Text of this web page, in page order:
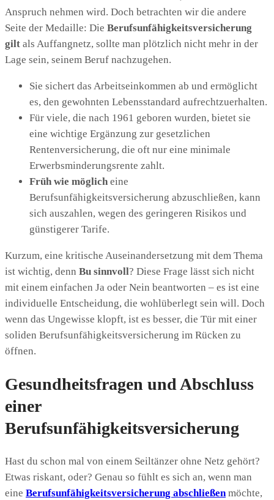
Anspruch nehmen wird. Doch betrachten wir die andere
Seite der Medaille: Die Berufsunfähigkeitsversicherung
gilt als Auffangnetz, sollte man plötzlich nicht mehr in der
Lage sein, seinem Beruf nachzugehen.
Sie sichert das Arbeitseinkommen ab und ermöglicht
es, den gewohnten Lebensstandard aufrechtzuerhalten.
Für viele, die nach 1961 geboren wurden, bietet sie
eine wichtige Ergänzung zur gesetzlichen
Rentenversicherung, die oft nur eine minimale
Erwerbsminderungsrente zahlt.
Früh wie möglich eine
Berufsunfähigkeitsversicherung abzuschließen, kann
sich auszahlen, wegen des geringeren Risikos und
günstigerer Tarife.
Kurzum, eine kritische Auseinandersetzung mit dem Thema
ist wichtig, denn Bu sinnvoll? Diese Frage lässt sich nicht
mit einem einfachen Ja oder Nein beantworten – es ist eine
individuelle Entscheidung, die wohlüberlegt sein will. Doch
wenn das Ungewisse klopft, ist es besser, die Tür mit einer
soliden Berufsunfähigkeitsversicherung im Rücken zu
öffnen.
Gesundheitsfragen und Abschluss
einer
Berufsunfähigkeitsversicherung
Hast du schon mal von einem Seiltänzer ohne Netz gehört?
Etwas riskant, oder? Genau so fühlt es sich an, wenn man
eine Berufsunfähigkeitsversicherung abschließenmöchte,